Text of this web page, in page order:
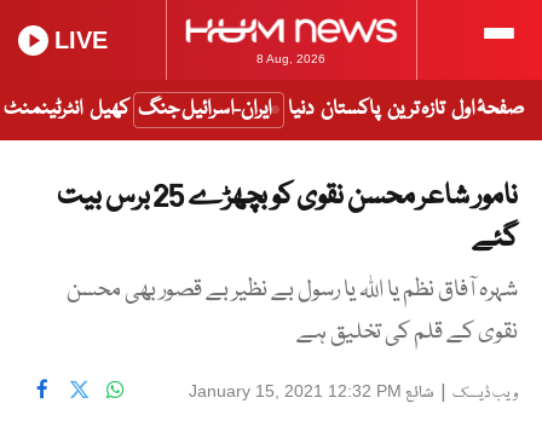
8 Aug, 2026
LIVE
صفحۂ اول تازہ ترین پاکستان دنیا ایران-اسرائیل جنگ کھیل انٹرٹینمنٹ
نامور شاعر محسن نقوی کو بچھڑے 25 برس بیت
گئے
شہرہ آفاق نظم یا اللہ یا رسول بے نظیر بے قصور بھی محسن
نقوی کے قلم کی تخلیق ہے
ویب ڈیسک | شائع January 15, 2021 12:32 PM